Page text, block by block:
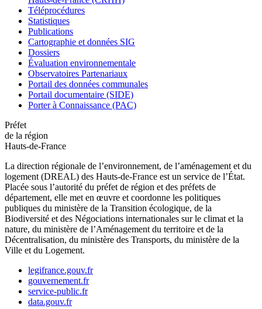
Téléprocédures
Statistiques
Publications
Cartographie et données SIG
Dossiers
Évaluation environnementale
Observatoires Partenariaux
Portail des données communales
Portail documentaire (SIDE)
Porter à Connaissance (PAC)
Préfet
de la région
Hauts-de-France
La direction régionale de l’environnement, de l’aménagement et du
logement (DREAL) des Hauts-de-France est un service de l’État.
Placée sous l’autorité du préfet de région et des préfets de
département, elle met en œuvre et coordonne les politiques
publiques du ministère de la Transition écologique, de la
Biodiversité et des Négociations internationales sur le climat et la
nature, du ministère de l’Aménagement du territoire et de la
Décentralisation, du ministère des Transports, du ministère de la
Ville et du Logement.
legifrance.gouv.fr
gouvernement.fr
service-public.fr
data.gouv.fr